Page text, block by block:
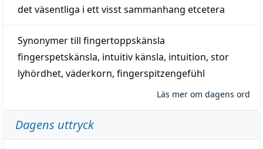
det väsentliga i ett visstsammanhang etcetera
Synonymer till fingertoppskänsla
fingerspetskänsla, intuitiv känsla, intuition, stor
lyhördhet, väderkorn, fingerspitzengefühl
Läs mer om dagens ord
Dagens uttryck